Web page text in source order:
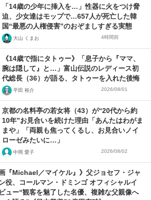
「14歳の少年に挿入を…」性器に火をつけ脅
迫、少女達はモップで…657人が死亡した韓
国“最悪の人権侵害”のおぞましすぎる実態
大山 くまお 4時間前
《14歳で指にタトゥー》「息子から『ママ、
腕は隠して』と…」富山伝説のレディース初
代総長（36）が語る、タトゥーを入れた後悔
平田 裕介 2026/08/01
京都の名料亭の若女将（43）が“20代から約
10年”お見合いを続けた理由「あんたはわがま
まや」「両親も焦ってくるし、お見合いノイ
ローゼみたいに…」
中岡 愛子 2026/08/02
画『Michael／マイケル』》父ジョセフ・ジャ
役、コールマン・ドミンゴ オフィシャルイ
ュー“観客を魅了した名優、複雑な父親像へ